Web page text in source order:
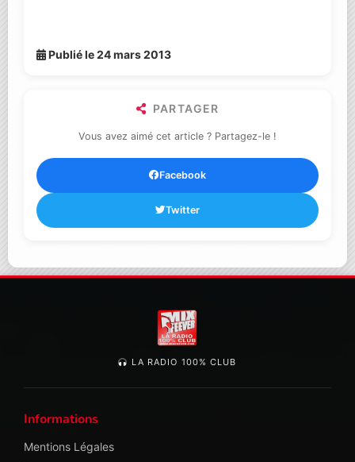
Publié le 24 mars 2013
PARTAGER
Vous avez aimé cet article ? Partagez-le !
Facebook
Twitter
LA RADIO 100% CLUB
Informations
Mentions Légales